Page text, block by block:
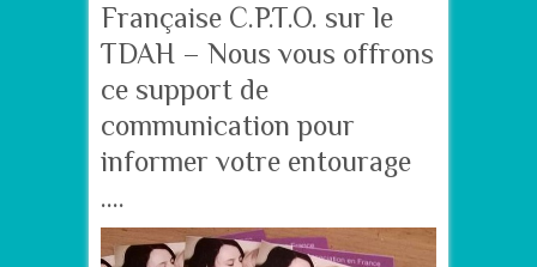
Française C.P.T.O. sur le
TDAH – Nous vous offrons
ce support de
communication pour
informer votre entourage
….